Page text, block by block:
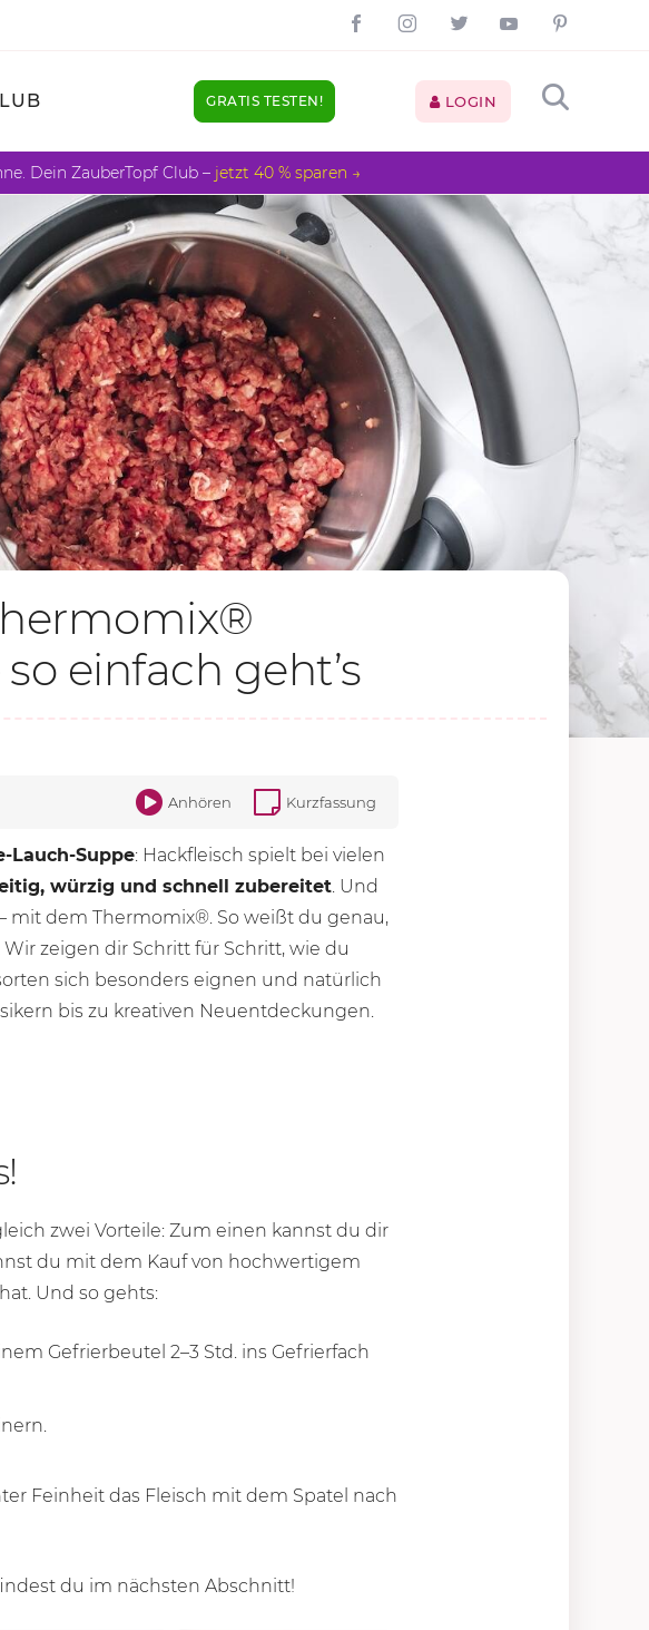
GRATIS TESTEN! LOGIN
Dein ZauberTopf Club – jetzt 40 % sparen →
einfach geht’s
Anhören Kurzfassung
Lauch-Suppe: Hackfleisch spielt bei vielen
würzig und schnell zubereitet . Und
mit dem Thermomix®. So weißt du genau,
zeigen dir Schritt für Schritt, wie du
sich besonders eignen und natürlich
bis zu kreativen Neuentdeckungen.
zwei Vorteile: Zum einen kannst du dir
du mit dem Kauf von hochwertigem
Und so gehts:
Gefrierbeutel 2–3 Std. ins Gefrierfach
Feinheit das Fleisch mit dem Spatel nach
du im nächsten Abschnitt!